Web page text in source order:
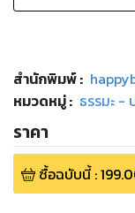
สำนักพิมพ์:
หมวดหมู่: ธรรมะ -
ราคา
ซื้อฉบับนี้: